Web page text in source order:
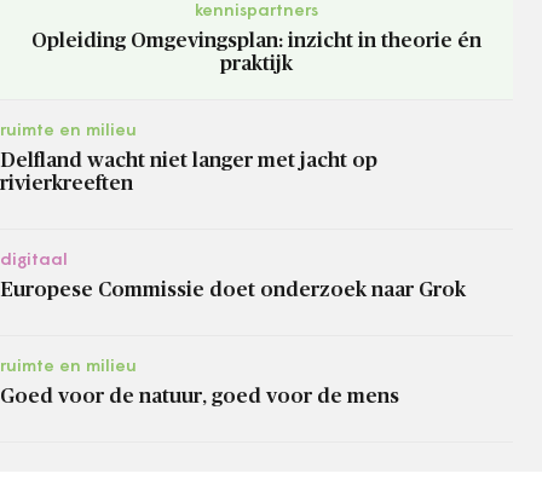
kennispartners
Opleiding Omgevingsplan: inzicht in theorie én
praktijk
ruimte en milieu
Delfland wacht niet langer met jacht op
rivierkreeften
digitaal
Europese Commissie doet onderzoek naar Grok
ruimte en milieu
Goed voor de natuur, goed voor de mens